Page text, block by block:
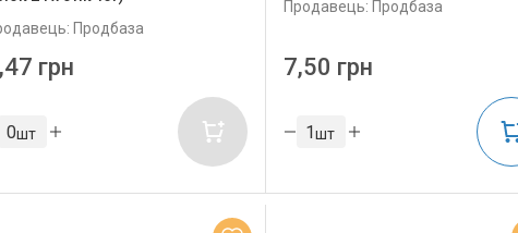
Продбаза
грн
шт
Продавець: Продбаза
7,50 грн
шт